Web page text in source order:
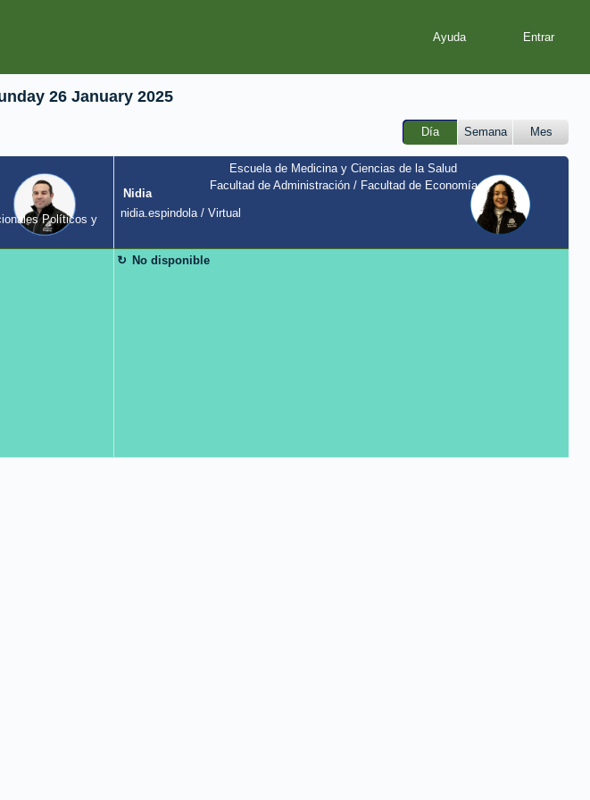
Ayuda
26 January 2025
Día Semana Mes
Políticos y
Nidia
nidia.espindola / Virtual
Escuela de Medicina y Ciencias de la Salud
Facultad de Administración / Facultad de Economía
No disponible